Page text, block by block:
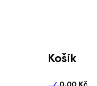
Košík